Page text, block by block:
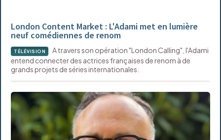
London Content Market : L'Adami met en lumière
neuf comédiennes de renom
TÉLÉVISION
A travers son opération "London Calling", l'Adami
entend connecter des actrices françaises de renom à de
grands projets de séries internationales.